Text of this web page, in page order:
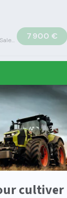
Gueudet 1880 Saleux - Concession Claas 7 900 €
Machine agricole >